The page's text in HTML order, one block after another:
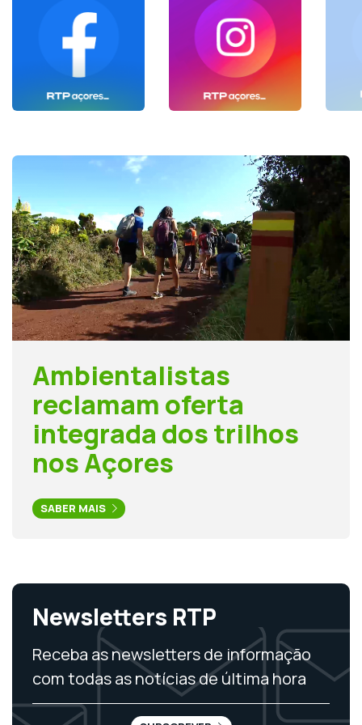
Ambientalistas
reclamam oferta
integrada dos trilhos
nos Açores
SABER MAIS
Newsletters RTP
Receba as newsletters de informação
com todas as notícias de última hora